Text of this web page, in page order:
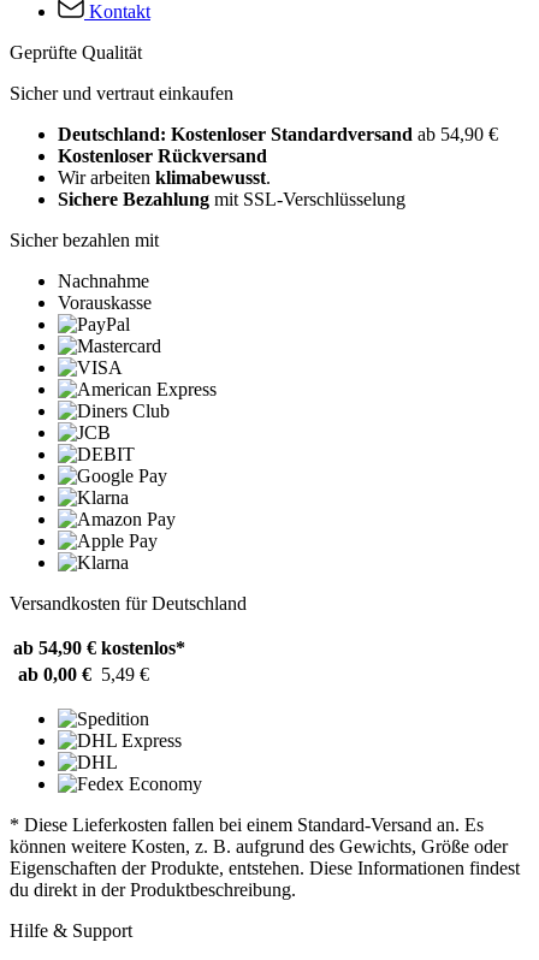
Kontakt
Geprüfte Qualität
Sicher und vertraut einkaufen
Deutschland: Kostenloser Standardversand ab 54,90 €
Kostenloser Rückversand
Wir arbeiten klimabewusst.
Sichere Bezahlung mit SSL-Verschlüsselung
Sicher bezahlen mit
Nachnahme
Vorauskasse
Versandkosten für Deutschland
ab 54,90 € kostenlos*
ab 0,00 € 5,49 €
* Diese Lieferkosten fallen bei einem Standard-Versand an. Es
können weitere Kosten, z. B. aufgrund des Gewichts, Größe oder
Eigenschaften der Produkte, entstehen. Diese Informationen findest
du direkt in der Produktbeschreibung.
Hilfe & Support